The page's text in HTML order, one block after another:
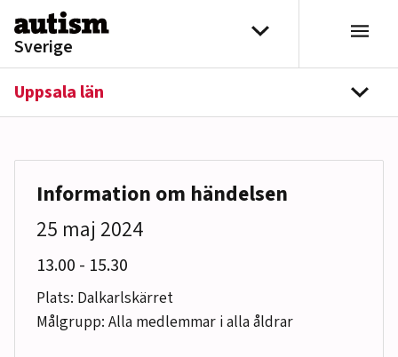
Hoppa till innehåll
Sverige
Välj distrikt
Uppsala län
Information om händelsen
25 maj 2024
13.00 till
- 15.30
Plats: Dalkarlskärret
Målgrupp: Alla medlemmar i alla åldrar